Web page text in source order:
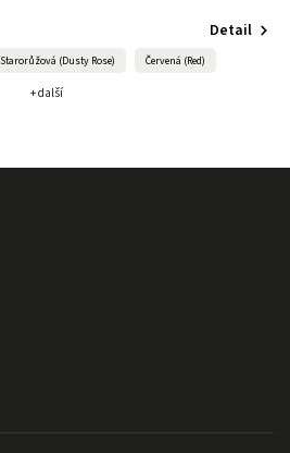
Detail
Starorůžová (Dusty Rose) Červená (Red)
+ další